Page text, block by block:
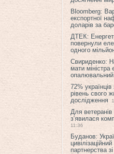
Bloomberg:
експортної
доларів за
ДТЕК:
повернули
одного
Свириденко:
мати міністра
72%
рівень свого
дослідження
Для ветеранів
з’явилася
11:36
Буданов:
партнерства